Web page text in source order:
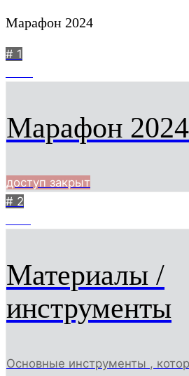
Марафон 2024
# 1
Марафон 2024
доступ закрыт
# 2
Материалы /
инструменты
Основные инструменты ,